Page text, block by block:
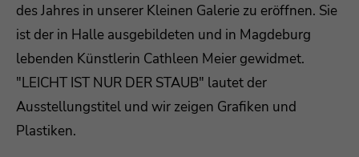
des Jahres in unserer Kleinen Galerie zu eröffnen. Sie
ist der in Halle ausgebildeten und in Magdeburg
lebenden Künstlerin Cathleen Meier gewidmet.
"LEICHT IST NUR DER STAUB" lautet der
Ausstellungstitel und wir zeigen Grafiken und
Plastiken.